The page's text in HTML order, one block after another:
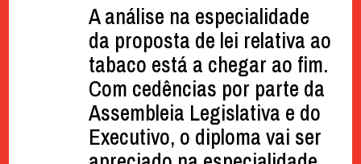
A análise na especialidade
da proposta de lei relativa ao
tabaco está a chegar ao fim.
Com cedências por parte da
Assembleia Legislativa e do
Executivo, o diploma vai ser